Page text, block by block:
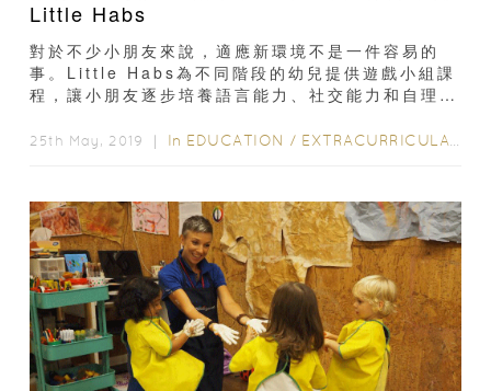
Little Habs
對於不少小朋友來說，適應新環境不是一件容易的
事。Little Habs為不同階段的幼兒提供遊戲小組課
程，讓小朋友逐步培養語言能力、社交能力和自理能
25th May, 2019 ｜ In EDUCATION / EXTRACURRICULAR ACTIVITIES